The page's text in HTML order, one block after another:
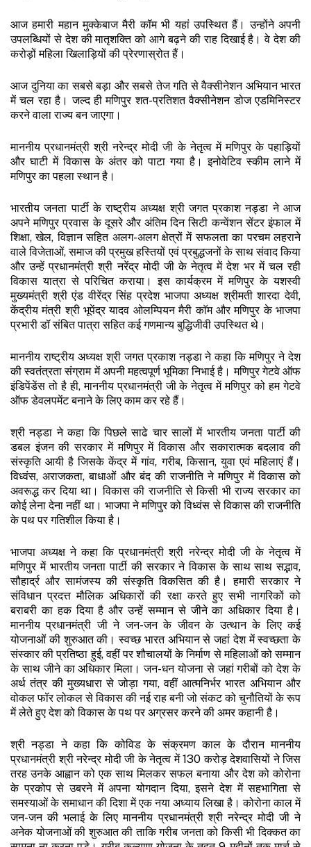
आज हमारी महान मुक्केबाज मैरी कॉम भी यहां उपस्थित हैं। उन्होंने अपनी
उपलब्धियों से देश की मातृशक्ति को आगे बढ़ने की राह दिखाई है। वे देश की
करोड़ों महिला खिलाड़ियों की प्रेरणास्रोत हैं।
आज दुनिया का सबसे बड़ा और सबसे तेज गति से वैक्सीनेशन अभियान भारत
में चल रहा है। जल्द ही मणिपुर शत-प्रतिशत वैक्सीनेशन डोज एडमिनिस्टर
करने वाला राज्य बन जाएगा।
माननीय प्रधानमंत्री श्री नरेन्द्र मोदी जी के नेतृत्व में मणिपुर के पहाड़ियों
और घाटी में विकास के अंतर को पाटा गया है। इनोवेटिव स्कीम लाने में
मणिपुर का पहला स्थान है।
भारतीय जनता पार्टी के राष्ट्रीय अध्यक्ष श्री जगत प्रकाश नड्डा ने आज
अपने मणिपुर प्रवास के दूसरे और अंतिम दिन सिटी कन्वेंशन सेंटर इंफाल में
शिक्षा, खेल, विज्ञान सहित अलग-अलग क्षेत्रों में सफलता का परचम लहराने
वाले विजेताओं, समाज की प्रमुख हस्तियों एवं प्रबुद्धजनों के साथ संवाद किया
और उन्हें प्रधानमंत्री श्री नरेंद्र मोदी जी के नेतृत्व में देश भर में चल रही
विकास यात्रा से परिचित कराया। इस कार्यक्रम में मणिपुर के यशस्वी
मुख्यमंत्री श्री एंड वीरेंद्र सिंह प्रदेश भाजपा अध्यक्ष श्रीमती शारदा देवी,
केंद्रीय मंत्री श्री भूपेंद्र यादव ओलम्पियन मैरी काॅम और मणिपुर के भाजपा
प्रभारी डॉ संबित पात्रा सहित कई गणमान्य बुद्धिजीवी उपस्थित थे।
माननीय राष्ट्रीय अध्यक्ष श्री जगत प्रकाश नड्डा ने कहा कि मणिपुर ने देश
की स्वतंत्रता संग्राम में अपनी महत्वपूर्ण भूमिका निभाई है। मणिपुर गेटवे ऑफ
इंडिपेंडेंस तो है ही, माननीय प्रधानमंत्री जी के नेतृत्व में मणिपुर को हम गेटवे
ऑफ डेवलपमेंट बनाने के लिए काम कर रहे हैं।
श्री नड्डा ने कहा कि पिछले साढे चार सालों में भारतीय जनता पार्टी की
डबल इंजन की सरकार में मणिपुर में विकास और सकारात्मक बदलाव की
संस्कृति आयी है जिसके केंद्र में गांव, गरीब, किसान, युवा एवं महिलाएं हैं।
विध्वंस, अराजकता, बाधाओं और बंद की राजनीति ने मणिपुर में विकास को
अवरूद्ध कर दिया था। विकास की राजनीति से किसी भी राज्य सरकार का
कोई लेना देना नहीं था। भाजपा ने मणिपुर को विध्वंस से विकास की राजनीति
के पथ पर गतिशील किया है।
भाजपा अध्यक्ष ने कहा कि प्रधानमंत्री श्री नरेन्द्र मोदी जी के नेतृत्व में
मणिपुर में भारतीय जनता पार्टी की सरकार ने विकास के साथ साथ सद्भाव,
सौहार्द्र और सामंजस्य की संस्कृति विकसित की है। हमारी सरकार ने
संविधान प्रदत्त मौलिक अधिकारों की रक्षा करते हुए सभी नागरिकों को
बराबरी का हक दिया है और उन्हें सम्मान से जीने का अधिकार दिया है।
माननीय प्रधानमंत्री जी ने जन-जन के जीवन के उत्थान के लिए कई
योजनाओं की शुरुआत की। स्वच्छ भारत अभियान से जहां देश में स्वच्छता के
संस्कार की प्रतिष्ठा हुई, वहीं पर शौचालयों के निर्माण से महिलाओं को सम्मान
के साथ जीने का अधिकार मिला। जन-धन योजना से जहां गरीबों को देश के
अर्थ तंत्र की मुख्यधारा से जोड़ा गया, वहीं आत्मनिर्भर भारत अभियान और
वोकल फॉर लोकल से विकास की नई राह बनी जो संकट को चुनौतियों के रूप
में लेते हुए देश को विकास के पथ पर अग्रसर करने की अमर कहानी है।
श्री नड्डा ने कहा कि कोविड के संक्रमण काल के दौरान माननीय
प्रधानमंत्री श्री नरेन्द्र मोदी जी के नेतृत्व में 130 करोड़ देशवासियों ने जिस
तरह उनके आह्वान को एक साथ मिलकर सफल बनाया और देश को कोरोना
के प्रकोप से उबरने में अपना योगदान दिया, इसने देश में सहभागिता से
समस्याओं के समाधान की दिशा में एक नया अध्याय लिखा है। कोरोना काल में
जन-जन की भलाई के लिए माननीय प्रधानमंत्री श्री नरेन्द्र मोदी जी ने
अनेक योजनाओं की शुरुआत की ताकि गरीब जनता को किसी भी दिक्कत का